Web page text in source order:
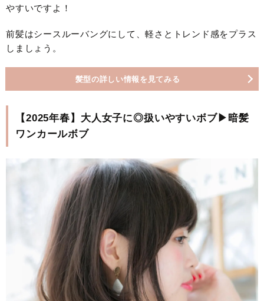
やすいですよ！
前髪はシースルーバングにして、軽さとトレンド感をプラス
しましょう。
髪型の詳しい情報を見てみる
【2025年春】大人女子に◎扱いやすいボブ▶暗髪
ワンカールボブ